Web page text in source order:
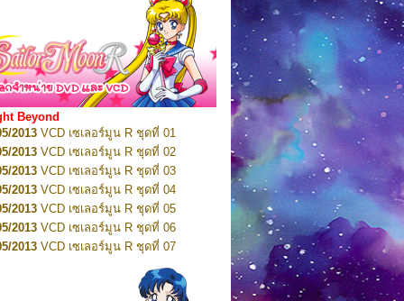
VCD เซเลอร์มูน ชุดที่ 09
VCD เซเลอร์มูน ชุดที่ 10
2012VCD เซเลอร์มูน ชุดที่ 11
2012VCD เซเลอร์มูน ชุดที่ 12
2012VCD เซเลอร์มูน ชุดที่ 13
2012VCD เซเลอร์มูน ชุดที่ 14
2012 VCD เซเลอร์มูน ชุดที่ 15
VCD เซเลอร์มูน ชุดที่ 16
VCD เซเลอร์มูน ชุดที่ 17
VCD เซเลอร์มูน ชุดที่ 18
VCD เซเลอร์มูน ชุดที่ 19
VCD เซเลอร์มูน ชุดที่ 20
VCD เซเลอร์มูน ชุดที่ 21
VCD เซเลอร์มูน ชุดที่ 22
VCD เซเลอร์มูน ชุดที่ 23
DVD เซเลอร์มูน ชุดที่ 01
Beyond
2013 VCD เซเลอร์มูน R ชุดที่ 01
2013 VCD เซเลอร์มูน R ชุดที่ 02
2013 VCD เซเลอร์มูน R ชุดที่ 03
2013 VCD เซเลอร์มูน R ชุดที่ 04
2013 VCD เซเลอร์มูน R ชุดที่ 05
2013 VCD เซเลอร์มูน R ชุดที่ 06
2013 VCD เซเลอร์มูน R ชุดที่ 07
VCD เซเลอร์มูน R ชุดที่ 08
VCD เซเลอร์มูน R ชุดที่ 09